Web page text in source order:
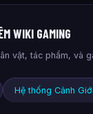
WIKI GAMING
vật, tác phẩm, và
Hệ thống Cảnh